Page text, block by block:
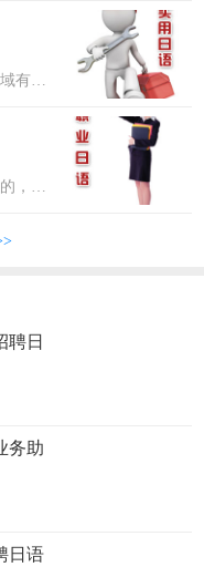
邀请
有不
技行
，各
聘日
务助
日语